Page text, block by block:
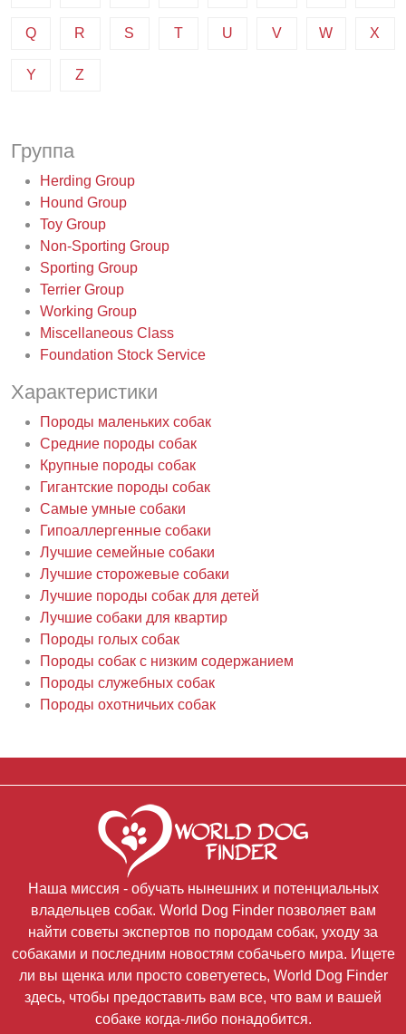
Q R S T U V W X
Y Z
Группа
Herding Group
Hound Group
Toy Group
Non-Sporting Group
Sporting Group
Terrier Group
Working Group
Miscellaneous Class
Foundation Stock Service
Характеристики
Породы маленьких собак
Средние породы собак
Крупные породы собак
Гигантские породы собак
Самые умные собаки
Гипоаллергенные собаки
Лучшие семейные собаки
Лучшие сторожевые собаки
Лучшие породы собак для детей
Лучшие собаки для квартир
Породы голых собак
Породы собак с низким содержанием
Породы служебных собак
Породы охотничьих собак
Наша миссия - обучать нынешних и потенциальных
владельцев собак. World Dog Finder позволяет вам
найти советы экспертов по породам собак, уходу за
собаками и последним новостям собачьего мира. Ищете
ли вы щенка или просто советуетесь, World Dog Finder
здесь, чтобы предоставить вам все, что вам и вашей
собаке когда-либо понадобится.